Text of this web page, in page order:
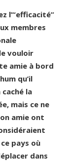
l’“efficacité”
membres
vouloir
amie à bord
qu’il
la
mais ce ne
amie ont
pays où
dans